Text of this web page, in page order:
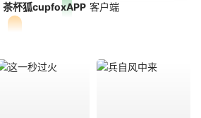
茶杯狐cupfoxAPP 客户端